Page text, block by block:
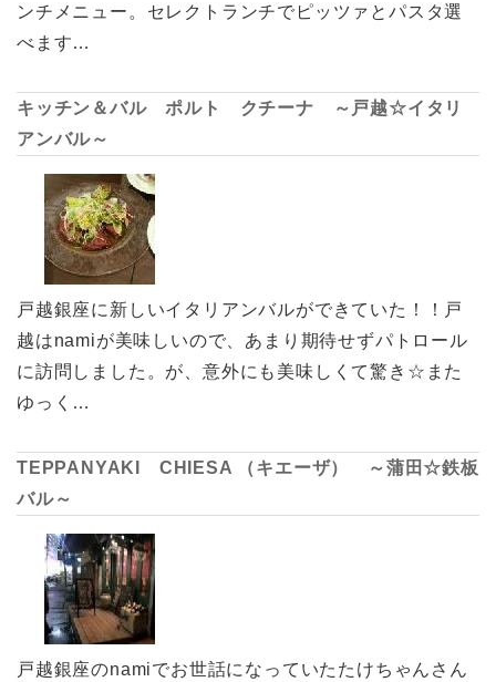
ンチメニュー。セレクトランチでピッツァとパスタ選
べます…
キッチン＆バル ポルト クチーナ ～戸越☆イタリ
アンバル～
戸越銀座に新しいイタリアンバルができていた！！戸
越はnamiが美味しいので、あまり期待せずパトロール
に訪問しました。が、意外にも美味しくて驚き☆また
ゆっく…
TEPPANYAKI CHIESA （キエーザ） ～蒲田☆鉄板
バル～
戸越銀座のnamiでお世話になっていたたけちゃんさん